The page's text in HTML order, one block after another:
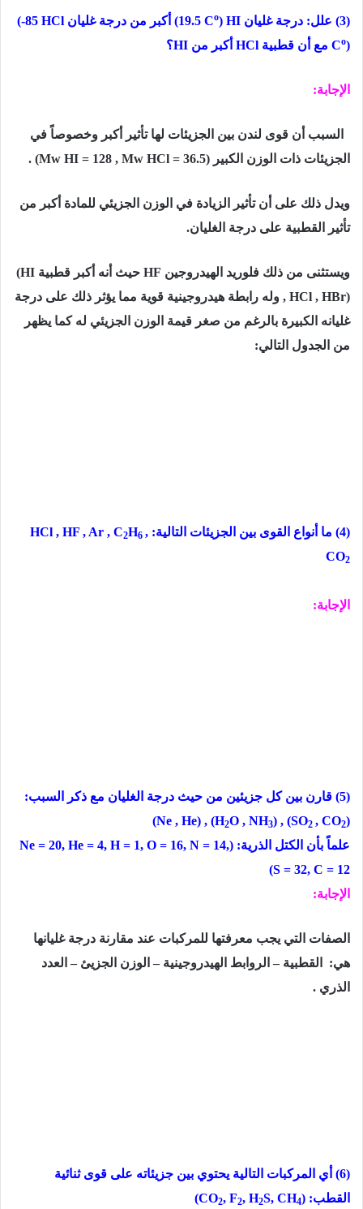
(3) علل: درجة غليان HI
(19.5 Co) أكبر من درجة غليان HCl
(-85
Co) مع أن قطبية HCl أكبر من HI؟
الإجابة:
السبب أن قوى لندن بین الجزیئات لھا تأثیر أكبر وخصوصاً في
الجزیئات ذات الوزن الكبیر (Mw HI = 128 , Mw HCl = 36.5)
.
ويدل ذلك على أن تأثیر الزیادة في الوزن الجزیئي للمادة أكبر من
تأثیر القطبیة على درجة الغلیان.
ویستثنى من ذلك فلورید الھیدروجین HF حیث أنه أكبر قطبیة (HI
, HCl , HBr) وله رابطة ھیدروجینیة قویة مما یؤثر ذلك على درجة
غلیانه الكبیرة بالرغم من صغر قیمة الوزن الجزیئي له كما یظھر
من الجدول التالي:
(4) ما أنواع القوى بین الجزیئات التالیة: HCl , HF , Ar , C2H6 ,
CO2
الإجابة:
(5) قارن بین كل جزیئین من حیث درجة الغلیان مع ذكر السبب:
(Ne , He) , (H2O , NH3) , (SO2 , CO2)
علماً بأن الكتل الذرية: (
Ne = 20, He = 4, H = 1, O = 16, N = 14,
S = 32, C = 12
)
الإجابة:
الصفات التي یجب معرفتھا للمركبات عند مقارنة درجة غلیانھا
هي:
القطبیة – الروابط الھیدروجینیة – الوزن الجزیئ – العدد
الذري .
(6) أي المركبات التالیة یحتوي بین جزیئاته على قوى ثنائیة
القطب: (
CO2, F2, H2S, CH4
)